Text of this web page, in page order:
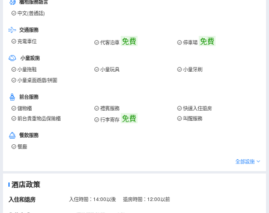
櫃枱服務語言
中文(普通話)
交通服務
充電車位 代客泊車 免費 停車場 免費
小童設施
小童拖鞋 小童玩具
小童牙刷
小童桌面遊戲/拼圖
前台服務
儲物櫃 禮賓服務
快速入住退房
前台貴重物品保險櫃
行李寄存 免費 叫醒服務
餐飲服務
餐廳
全部設施
酒店政策
入住和退房 入住時間：14:00以後 退房時間：12:00以前